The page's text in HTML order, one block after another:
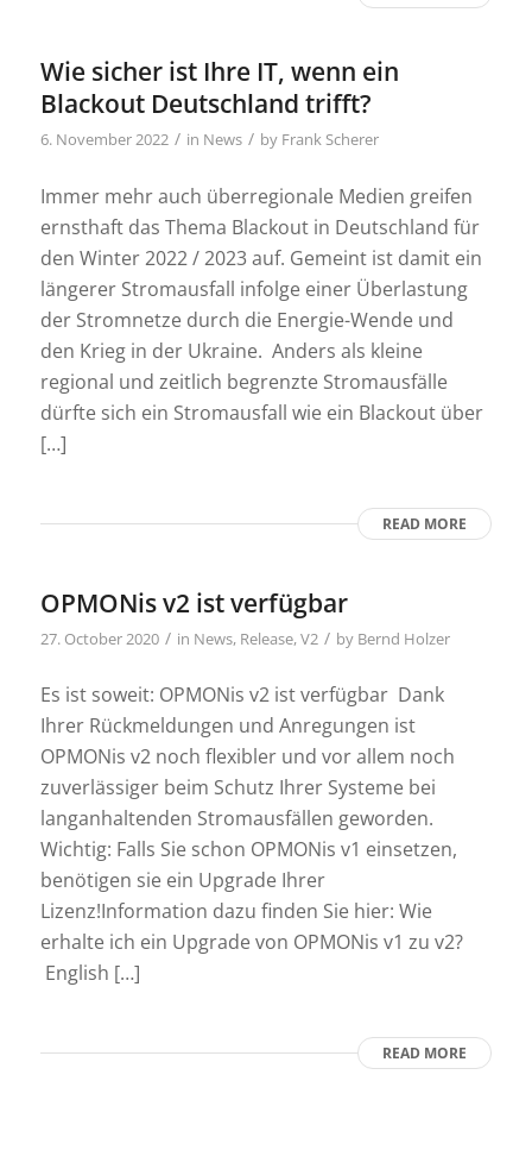
Wie sicher ist Ihre IT, wenn ein
Blackout Deutschland trifft?
6. November 2022 / in News / by Frank Scherer
Immer mehr auch überregionale Medien greifen
ernsthaft das Thema Blackout in Deutschland für
den Winter 2022 / 2023 auf. Gemeint ist damit ein
längerer Stromausfall infolge einer Überlastung
der Stromnetze durch die Energie-Wende und
den Krieg in der Ukraine. Anders als kleine
regional und zeitlich begrenzte Stromausfälle
dürfte sich ein Stromausfall wie ein Blackout über
[…]
READ MORE
OPMONis v2 ist verfügbar
27. October 2020 / in News, Release,V2 / by Bernd Holzer
Es ist soweit: OPMONis v2 ist verfügbar Dank
Ihrer Rückmeldungen und Anregungen ist
OPMONis v2 noch flexibler und vor allem noch
zuverlässiger beim Schutz Ihrer Systeme bei
langanhaltenden Stromausfällen geworden.
Wichtig: Falls Sie schon OPMONis v1 einsetzen,
benötigen sie ein Upgrade Ihrer
Lizenz!Information dazu finden Sie hier: Wie
erhalte ich ein Upgrade von OPMONis v1 zu v2?
English […]
READ MORE